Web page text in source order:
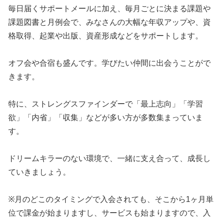
毎日届くサポートメールに加え、毎月ごとに決まる課題や
課題図書と月例会で、みなさんの大幅な年収アップや、資
格取得、起業や出版、資産形成などをサポートします。
オフ会や合宿も盛んです。学びたい仲間に出会うことがで
きます。
特に、ストレングスファインダーで「最上志向」「学習
欲」「内省」「収集」などが多い方が多数集まっていま
す。
ドリームキラーのない環境で、一緒に支え合って、成長し
ていきましょう。
※月のどこのタイミングで入会されても、そこから1ヶ月単
位で課金が始まりますし、サービスも始まりますので、入